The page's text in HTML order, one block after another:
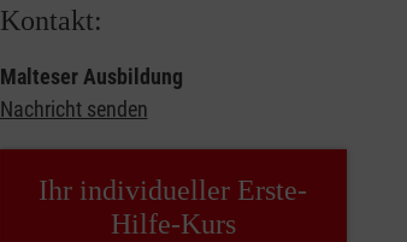
Kontakt:
Malteser Ausbildung
Nachricht senden
Ihr individueller Erste-
Hilfe-Kurs